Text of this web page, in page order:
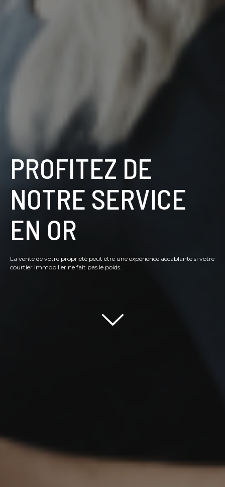
PROFITEZ DE
NOTRE SERVICE
EN OR
La vente de votre propriété peut être une expérience accablante si votre
courtier immobilier ne fait pas le poids.